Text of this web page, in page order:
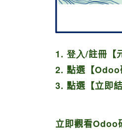
1. 登入/註冊【
2. 點選【Odoo
3. 點選【立即結
立即觀看Odoo